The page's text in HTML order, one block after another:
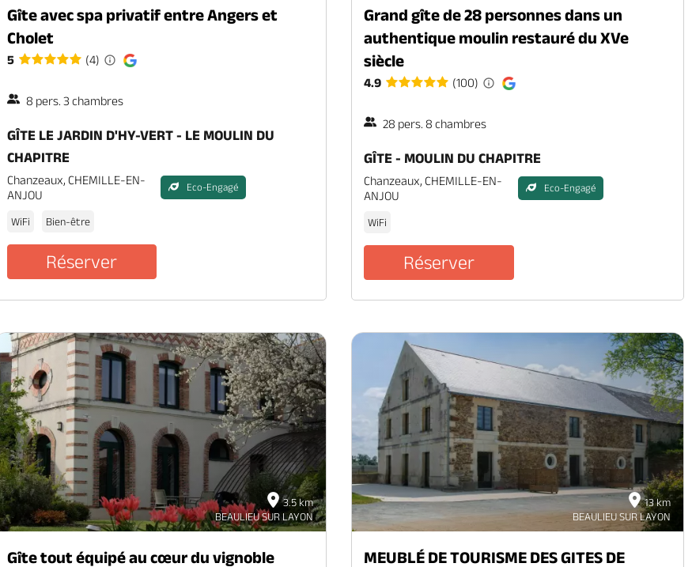
Gîte avec spa privatif entre Angers et
Cholet
5 (4)
8 pers. 3 chambres
GÎTE LE JARDIN D'HY-VERT - LE MOULIN DU
CHAPITRE
Chanzeaux, CHEMILLE-EN-
ANJOU
Eco-Engagé
WiFi Bien-être
Réserver
Grand gîte de 28 personnes dans un
authentique moulin restauré du XVe
siècle
4.9 (100)
28 pers. 8 chambres
GÎTE - MOULIN DU CHAPITRE
Chanzeaux, CHEMILLE-EN-
ANJOU
Eco-Engagé
WiFi
Réserver
3.5 km
BEAULIEU SUR LAYON
Gîte tout équipé au cœur du vignoble
13 km
BEAULIEU SUR LAYON
MEUBLÉ DE TOURISME DES GITES DE